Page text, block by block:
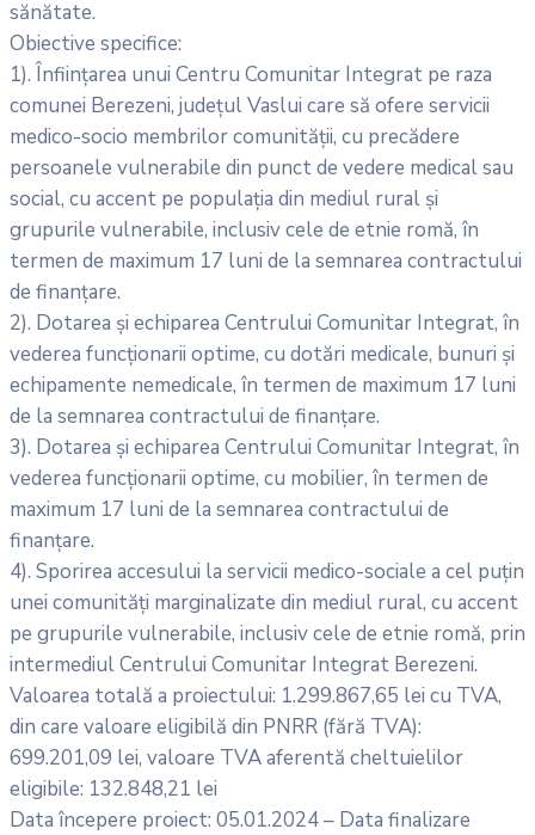
sănătate.
Obiective specifice:
1). Înființarea unui Centru Comunitar Integrat pe raza
comunei Berezeni, județul Vaslui care să ofere servicii
medico-socio membrilor comunității, cu precădere
persoanele vulnerabile din punct de vedere medical sau
social, cu accent pe populația din mediul rural și
grupurile vulnerabile, inclusiv cele de etnie romă, în
termen de maximum 17 luni de la semnarea contractului
de finanțare.
2). Dotarea și echiparea Centrului Comunitar Integrat, în
vederea funcționarii optime, cu dotări medicale, bunuri şi
echipamente nemedicale, în termen de maximum 17 luni
de la semnarea contractului de finanțare.
3). Dotarea și echiparea Centrului Comunitar Integrat, în
vederea funcționarii optime, cu mobilier, în termen de
maximum 17 luni de la semnarea contractului de
finanțare.
4). Sporirea accesului la servicii medico-sociale a cel puțin
unei comunități marginalizate din mediul rural, cu accent
pe grupurile vulnerabile, inclusiv cele de etnie romă, prin
intermediul Centrului Comunitar Integrat Berezeni.
Valoarea totală a proiectului: 1.299.867,65 lei cu TVA,
din care valoare eligibilă din PNRR (fără TVA):
699.201,09 lei, valoare TVA aferentă cheltuielilor
eligibile: 132.848,21 lei
Data începere proiect: 05.01.2024 – Data finalizare